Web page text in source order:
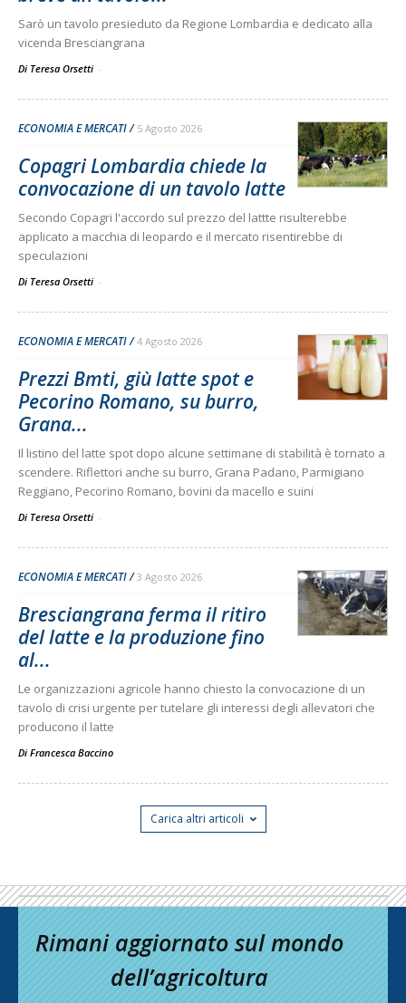
Sarò un tavolo presieduto da Regione Lombardia e dedicato alla
vicenda Bresciangrana
Di Teresa Orsetti -
ECONOMIA E MERCATI 5 Agosto 2026
Copagri Lombardia chiede la
convocazione di un tavolo latte
Secondo Copagri l'accordo sul prezzo del lattte risulterebbe
applicato a macchia di leopardo e il mercato risentirebbe di
speculazioni
Di Teresa Orsetti -
ECONOMIA E MERCATI 4 Agosto 2026
Prezzi Bmti, giù latte spot e
Pecorino Romano, su burro,
Grana...
Il listino del latte spot dopo alcune settimane di stabilità è tornato a
scendere. Riflettori anche su burro, Grana Padano, Parmigiano
Reggiano, Pecorino Romano, bovini da macello e suini
Di Teresa Orsetti -
ECONOMIA E MERCATI 3 Agosto 2026
Bresciangrana ferma il ritiro
del latte e la produzione fino
al...
Le organizzazioni agricole hanno chiesto la convocazione di un
tavolo di crisi urgente per tutelare gli interessi degli allevatori che
producono il latte
Di Francesca Baccino
Carica altri articoli
Rimani aggiornato sul mondo
dell’agricoltura